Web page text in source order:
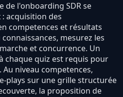
de l'onboarding SDR se
acquisition des
competences et résultats
mesurez les
et concurrence. Un
chaque quiz est requis pour
niveau competences,
plays sur une grille structurée
la proposition de